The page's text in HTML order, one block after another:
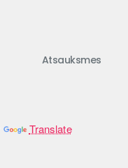
Atsauksmes
Translate